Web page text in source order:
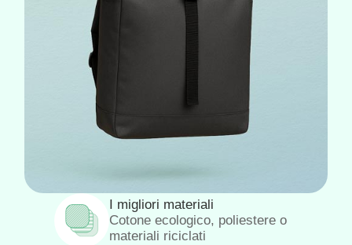
I migliori materiali
Cotone ecologico, poliestere o
materiali riciclati